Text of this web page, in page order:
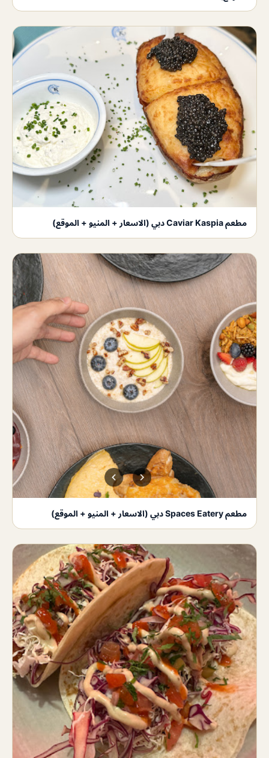
مطعم Caviar Kaspia دبي (الاسعار + المنيو + الموقع)
مطعم Spaces Eatery دبي (الاسعار + المنيو + الموقع)